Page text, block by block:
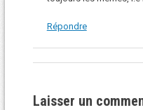
Répondre
Laisser un